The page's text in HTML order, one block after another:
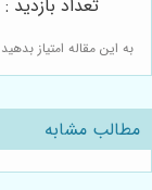
به این مقاله امتیاز
تعداد بازدید : 233
مطالب مشابه